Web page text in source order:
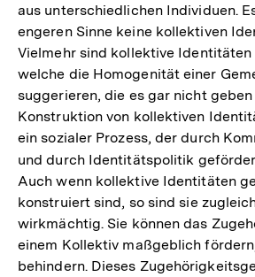
aus unterschiedlichen Individuen.
engeren Sinne keine kollektiven
Vielmehr sind kollektive Identitäten
welche die Homogenität einer
suggerieren, die es gar nicht geben
Konstruktion von kollektiven
ein sozialer Prozess, der durch
und durch Identitätspolitik
Auch wenn kollektive Identitäten
konstruiert sind, so sind sie
wirkmächtig. Sie können das
einem Kollektiv maßgeblich
behindern. Dieses